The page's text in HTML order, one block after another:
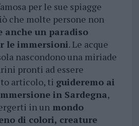
per le sue spiagge
che molte persone non
anche un paradiso
le immersioni. Le acque
nascondono una miriade
pronti ad essere
articolo, ti guideremo ai
in Sardegna,
in unmondo
di colori, creature